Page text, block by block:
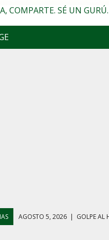
COMPARTE. SÉ UN GURÚ.
AGOSTO 4, 2026 |